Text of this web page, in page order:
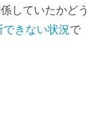
していたかどう
きない状況で